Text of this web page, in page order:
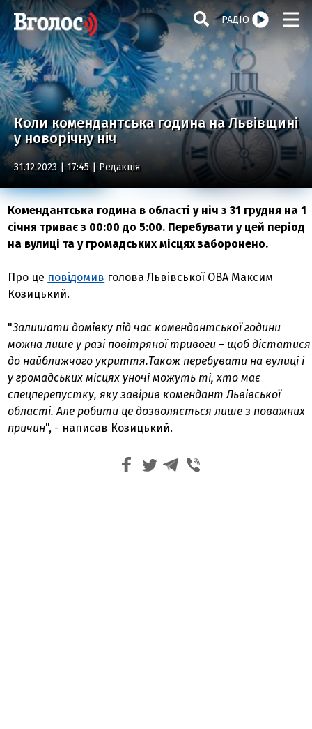
РАДІО
Коли комендантська година на Львівщині
у новорічну ніч
31.12.2023 | 17:45 |Редакція
Комендантська година в області у ніч з 31 грудня на 1
січня триває з 00:00 до 5:00. Перебувати у цей період
на вулиці та у громадських місцях заборонено.
Про це повідомив голова Львівської ОВА Максим
Козицький.
"Залишати домівку під час комендантської години
можна лише у разі повітряної тривоги – щоб дістатися
до найближчого укриття.Також перебувати на вулиці і
у громадських місцях уночі можуть ті, хто має
спецперепустку, яку завірив комендант Львівської
області. Але робити це дозволяється лише з поважних
причин", - написав Козицький.